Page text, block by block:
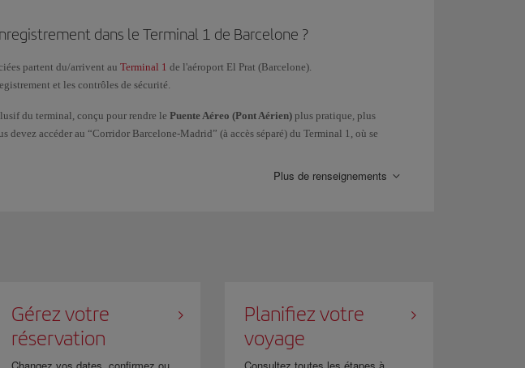
dans le Terminal 1 de Barcelone ?
partent du/arrivent au Terminal 1 de l'aéroport El Prat (Barcelone).
et les contrôles de sécurité.
du terminal, conçu pour rendre le Puente Aéreo (Pont Aérien) plus pratique, plus
accéder au “Corridor Barcelone-Madrid” (à accès séparé) du Terminal 1, où se
Plus de renseignements
Gérez votre
réservation
Planifiez votre
voyage